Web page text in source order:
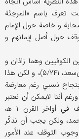
أو أوائل القرن ۲ه‍، و كانت تعرف باسم «المرجئة
و خاصة حول الإمام
حول أصل إيمانهم و
الكوفيين وهما زاذان و
أبوصالح ميسرة عندما طرح فكرة الإرجاء (ظ: ابن‌سعد، ۵/۲۴۱)، و لكن هذا
بنجاح نسبي رغم معارضة
إبراهيم النخعي (ظ: م.ن، ۶/۱۹۱-۱۹۲). ورغم أننا لايمكن أن نعتبر
عامر بن‌ شراحيل الشعبي عالم الكوفة المعروف في أواخر القرن ۱ ه‍،
ولكن يجب أن نذكّر
التوقف عند الأمور